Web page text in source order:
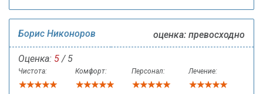
Борис Никоноров оценка: превосходно
Оценка: 5 / 5
Чистота: Комфорт: Персонал: Лечение: